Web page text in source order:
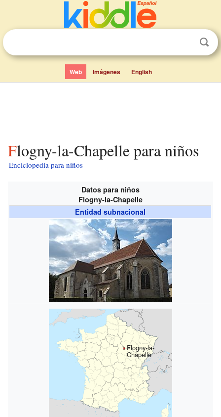
Web Imágenes English
Flogny-la-Chapelle para niños
Enciclopedia para niños
Datos para niños
Flogny-la-Chapelle
Entidad subnacional
Flogny-la-
Chapelle